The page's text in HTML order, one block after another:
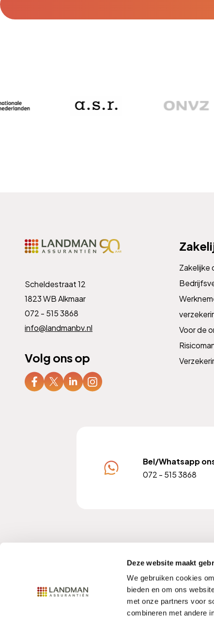
Deze website maakt
We gebruiken cookies
bieden en om ons
met onze partners voor
combineren met andere
Scheldestraat 12
1823 WB Alkmaar
072 - 515 3868
info@landmanbv.nl
Volg ons op
Zakelijke
Voor de
Bel/Whatsapp
072 - 515 3868
Privacy Disclaimer